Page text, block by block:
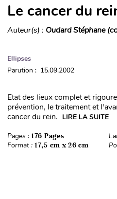
Le cancer du
Auteur(s) : Oudard Stéphane
Ellipses
Parution : 15.09.2002
Etat des lieux complet et
prévention, le traitement et
cancer du rein. LIRE LA SUITE
Pages : 176 Pages
Format : 17,5 cm x 26 cm